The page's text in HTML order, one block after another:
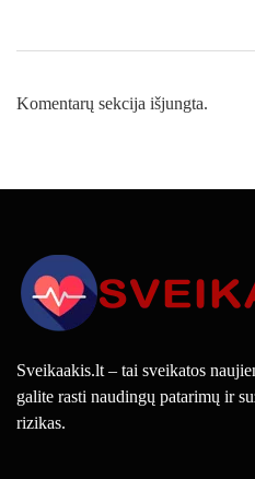
Komentarų sekcija išjungta.
Sveikaakis.lt – tai sveikatos
galite rasti naudingų patarimų ir
rizikas.